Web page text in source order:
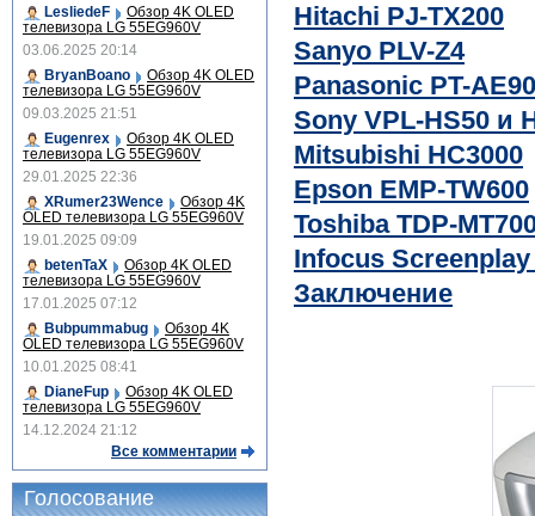
Hitachi PJ-TX200
Sanyo PLV-Z4
Panasonic PT-
Sony VPL-HS50 и
Mitsubishi HC3000
Epson EMP-TW600
Toshiba TDP-
Infocus Screenplay
Заключение
LesliedeF
Обзор 4K OLED
телевизора LG 55EG960V
03.06.2025 20:14
BryanBoano
Обзор 4K OLED
телевизора LG 55EG960V
09.03.2025 21:51
Eugenrex
Обзор 4K OLED
телевизора LG 55EG960V
29.01.2025 22:36
XRumer23Wence
Обзор 4K
OLED телевизора LG 55EG960V
19.01.2025 09:09
betenTaX
Обзор 4K OLED
телевизора LG 55EG960V
17.01.2025 07:12
Bubpummabug
Обзор 4K
OLED телевизора LG 55EG960V
10.01.2025 08:41
DianeFup
Обзор 4K OLED
телевизора LG 55EG960V
14.12.2024 21:12
Все комментарии
Голосование